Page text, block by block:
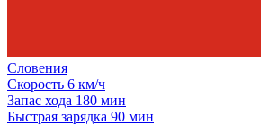
Словения
Скорость 6 км/ч
Запас хода 180 мин
Быстрая зарядка 90 мин